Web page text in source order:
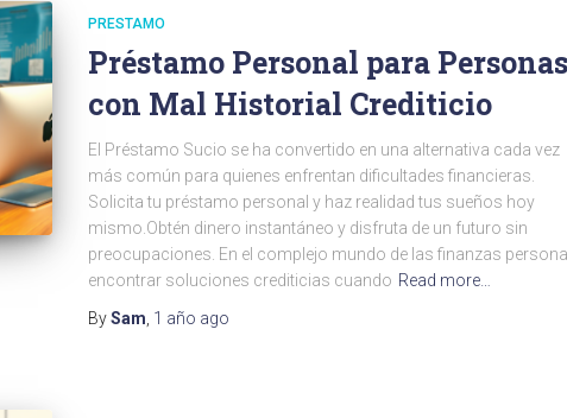
PRESTAMO
Préstamo Personal para Personas
con Mal Historial Crediticio
El Préstamo Sucio se ha convertido en una alternativa cada vez
más común para quienes enfrentan dificultades financieras.
Solicita tu préstamo personal y haz realidad tus sueños hoy
mismo.Obtén dinero instantáneo y disfruta de un futuro sin
preocupaciones. En el complejo mundo de las finanzas
encontrar soluciones crediticias cuando Read more…
BySam 1 año ago